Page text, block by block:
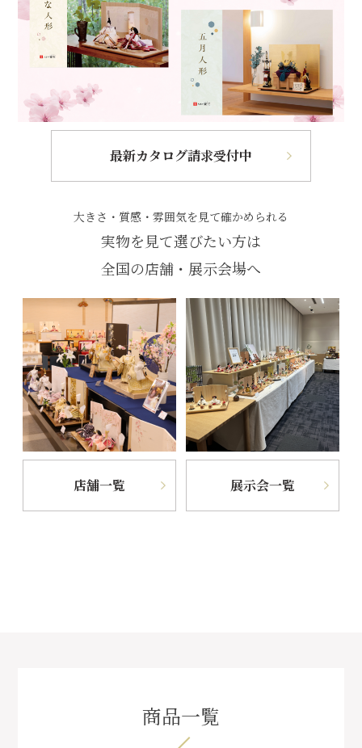
最新カタログ請求受付中
大きさ・質感・雰囲気を見て確かめられる
実物を見て選びたい方は
全国の店舗・展示会場へ
店舗一覧 展示会一覧
商品一覧